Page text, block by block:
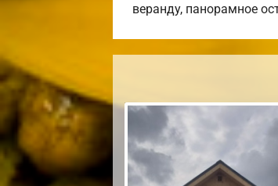
веранду, панорамное